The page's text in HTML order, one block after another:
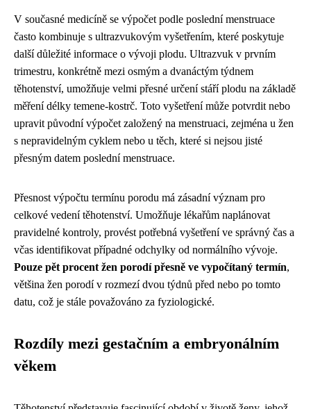
V současné medicíně se výpočet podle poslední menstruace
často kombinuje s ultrazvukovým vyšetřením, které poskytuje
další důležité informace o vývoji plodu. Ultrazvuk v prvním
trimestru, konkrétně mezi osmým a dvanáctým týdnem
těhotenství, umožňuje velmi přesné určení stáří plodu na základě
měření délky temene-kostrč. Toto vyšetření může potvrdit nebo
upravit původní výpočet založený na menstruaci, zejména u žen
s nepravidelným cyklem nebo u těch, které si nejsou jisté
přesným datem poslední menstruace.
Přesnost výpočtu termínu porodu má zásadní význam pro
celkové vedení těhotenství. Umožňuje lékařům naplánovat
pravidelné kontroly, provést potřebná vyšetření ve správný čas a
včas identifikovat případné odchylky od normálního vývoje.
Pouze pět procent žen porodí přesně ve vypočítaný termín,
většina žen porodí v rozmezí dvou týdnů před nebo po tomto
datu, což je stále považováno za fyziologické.
Rozdíly mezi gestačním a embryonálním
věkem